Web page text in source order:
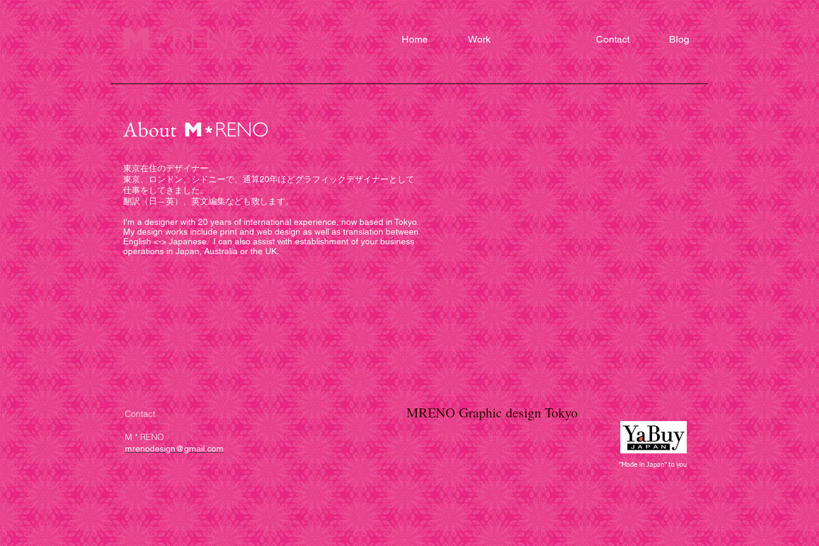
DESIGN
About
東京在住のデザイナー。
東京、ロンドン、シドニーで、通算20年ほどグラフィックデザイナーとして
仕事をしてきました。
翻訳（日⇔英）、英文編集なども致します。
I'm a designer with 20 years of international experience, now based in Tokyo.
My design works include print and web design as well as translation between
English <-> Japanese. I can also assist with establishment of your business
operations in Japan, Australia or the UK.
Home Work About Contact Blog
Contact
M * RENO
mrenodesign@gmail.com
MRENO Graphic design Tokyo
"Made in Japan" to you